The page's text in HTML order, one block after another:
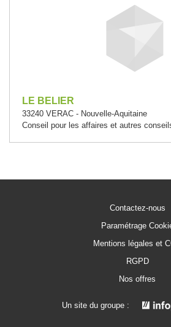
LE BELIER
33240 VERAC - Nouvelle-Aquitaine
Conseil pour les affaires et autres
Contactez-nous
Paramétrage
Mentions légales et
RGPD
Nos offres
Un site du groupe :